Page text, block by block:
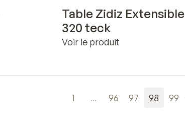
Table Zidiz Extensible
320 teck
Voir le produit
1 ... 96 97 98 99